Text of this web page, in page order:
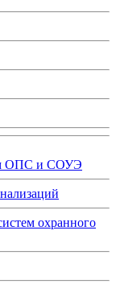
ОПС и СОУЭ
охранного